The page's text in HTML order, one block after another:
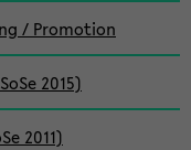
/ Promotion
2015)
2011)